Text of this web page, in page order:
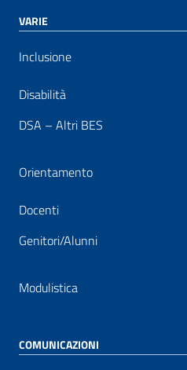
VARIE
Inclusione
Disabilità
DSA – Altri BES
Orientamento
Docenti
Genitori/Alunni
Modulistica
COMUNICAZIONI